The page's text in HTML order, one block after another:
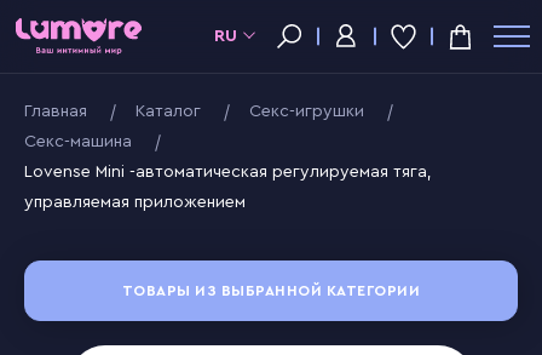
RU
Главная Kаталог
Секс-игрушки
Секс-машина
Lovense Mini -автоматическая регулируемая тяга,
управляемая приложением
ТОВАРЫ ИЗ ВЫБРАННОЙ КАТЕГОРИИ